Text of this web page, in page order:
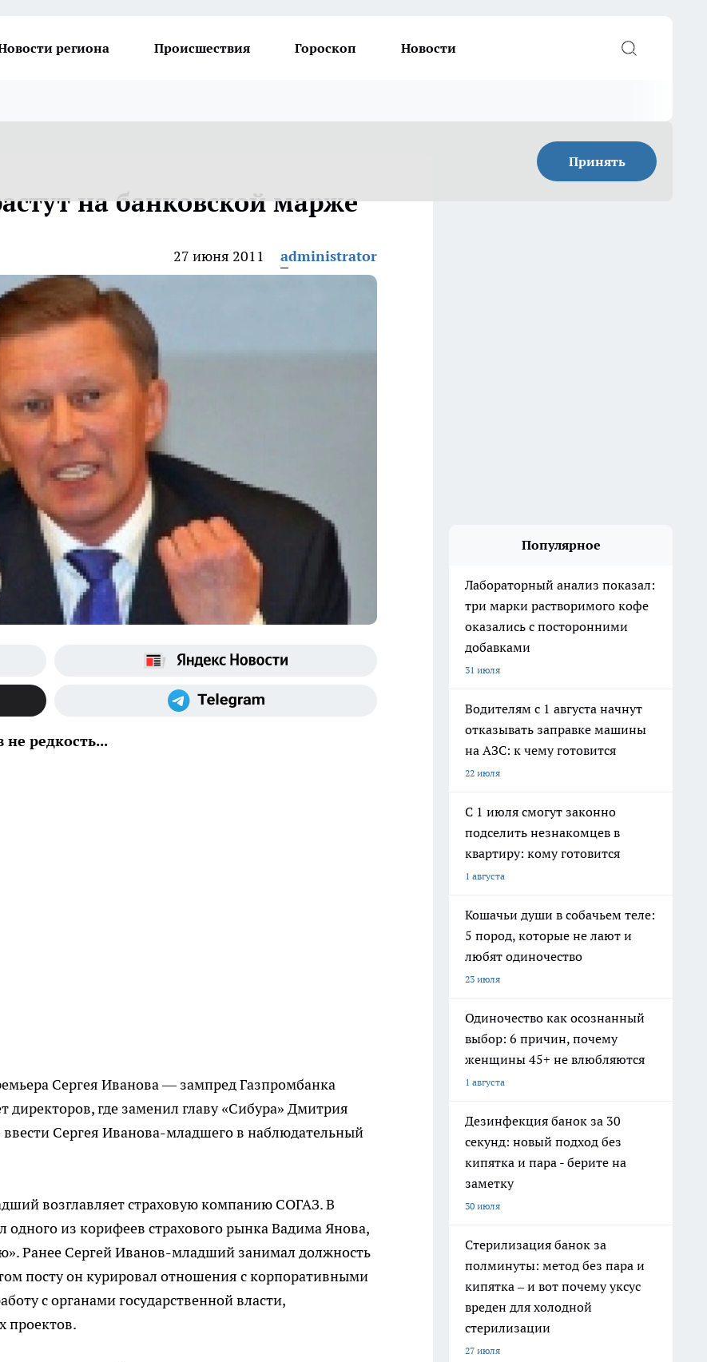
региона Происшествия Гороскоп Новости
Принять
на банковской марже
27 июня 2011 administrator
не редкость...
Сергея Иванова — зампред Газпромбанка
где заменил главу «Сибура» Дмитрия
ввести Сергея Иванова-младшего в наблюдательный
возглавляет страховую компанию СОГАЗ. В
одного из корифеев страхового рынка Вадима Янова,
Ранее Сергей Иванов-младший занимал должность
посту он курировал отношения с корпоративными
с органами государственной власти,
проектов.
Популярное
Лабораторный анализ показал:
три марки растворимого кофе
оказались с посторонними
добавками
31 июля
Водителям с 1 августа начнут
отказывать заправке машины
на АЗС: к чему готовится
22 июля
С 1 июля смогут законно
подселить незнакомцев в
квартиру: кому готовится
1 августа
Кошачьи души в собачьем теле:
5 пород, которые не лают и
любят одиночество
23 июля
Одиночество как осознанный
выбор: 6 причин, почему
женщины 45+ не влюбляются
1 августа
Дезинфекция банок за 30
секунд: новый подход без
кипятка и пара - берите на
заметку
30 июля
Стерилизация банок за
полминуты: метод без пара и
кипятка – и вот почему уксус
вреден для холодной
стерилизации
27 июля